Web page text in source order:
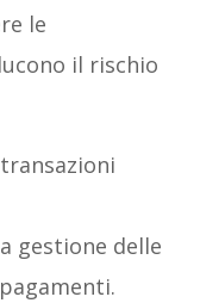
le
il rischio
gestione delle